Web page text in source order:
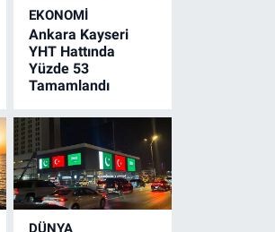
EKONOMİ
Ankara Kayseri
YHT Hattında
Yüzde 53
Tamamlandı
DÜNYA